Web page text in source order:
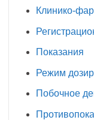
Клинико-
Показания
Режим
Побочное